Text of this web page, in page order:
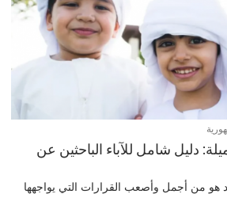
دليل شامل للآباء الباحثين عن
هو من أجمل وأصعب القرارات التي يواجهها